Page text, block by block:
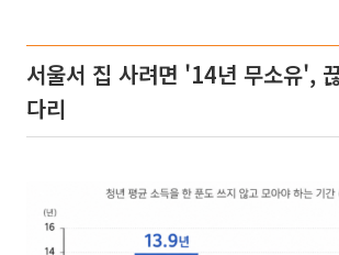
서울서 집 사려면 '14년 무소유',
다리